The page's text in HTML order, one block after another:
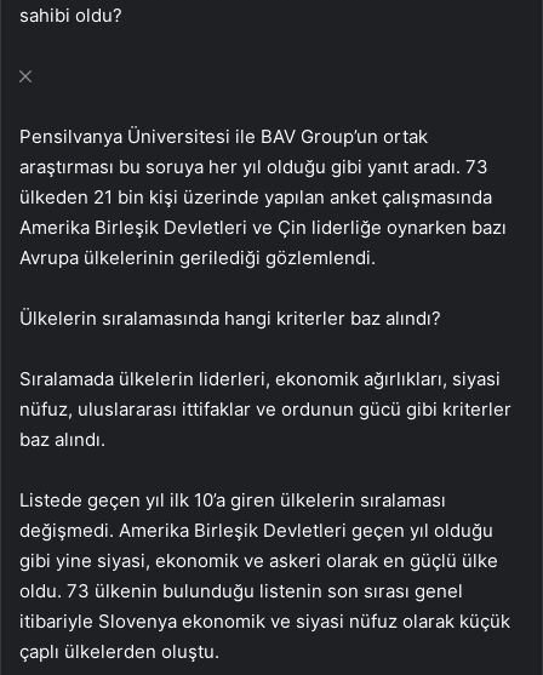
sahibi oldu?
Pensilvanya Üniversitesi ile BAV Group’un ortak
araştırması bu soruya her yıl olduğu gibi yanıt aradı. 73
ülkeden 21 bin kişi üzerinde yapılan anket çalışmasında
Amerika Birleşik Devletleri ve Çin liderliğe oynarken bazı
Avrupa ülkelerinin gerilediği gözlemlendi.
Ülkelerin sıralamasında hangi kriterler baz alındı?
Sıralamada ülkelerin liderleri, ekonomik ağırlıkları, siyasi
nüfuz, uluslararası ittifaklar ve ordunun gücü gibi kriterler
baz alındı.
Listede geçen yıl ilk 10’a giren ülkelerin sıralaması
değişmedi. Amerika Birleşik Devletleri geçen yıl olduğu
gibi yine siyasi, ekonomik ve askeri olarak en güçlü ülke
oldu. 73 ülkenin bulunduğu listenin son sırası genel
itibariyle Slovenya ekonomik ve siyasi nüfuz olarak küçük
çaplı ülkelerden oluştu.